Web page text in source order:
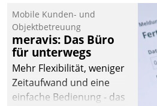
Mobile Kunden- und
Objektbetreuung
meravis: Das Büro
für unterwegs
Mehr Flexibilität, weniger
Zeitaufwand und eine
einfache Bedienung - das